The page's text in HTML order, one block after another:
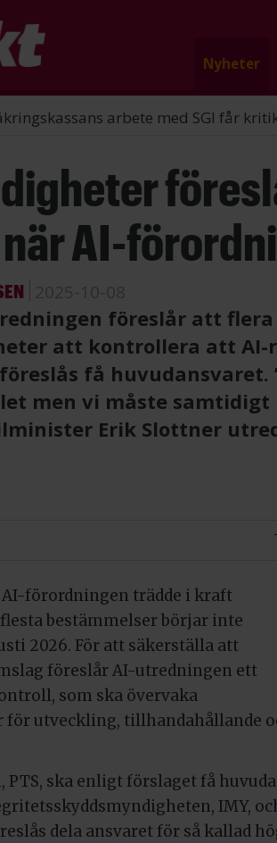
Nyheter
mot Energimyndigheten 2026-06-25
AI-
föreslår att
att kontrollera att AI-
få huvudansvaret.
men vi måste samtidigt
Erik Slottner
AI-förordningen trädde i kraft
flesta bestämmelser börjar inte
2026. För att säkerställa att
föreslår AI-utredningen ett
som ska övervaka
för utveckling, tillhandahållande
PTS, ska enligt förslaget få
IMY,
dela ansvaret för så kallad